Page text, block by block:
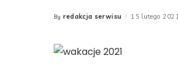
Posted
By redakcja serwisu 15 lutego 2021